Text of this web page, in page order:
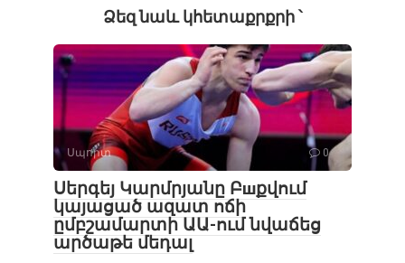
Ձեզ նաև կհետաքրքրի ՝
Սպորտ 0
Սերգեյ Կարմրյանը Բшքվում
կայացած ազատ ոճի
ըմբշամարտի ԱԱ-ում նվաճեց
արծաթե մեդալ